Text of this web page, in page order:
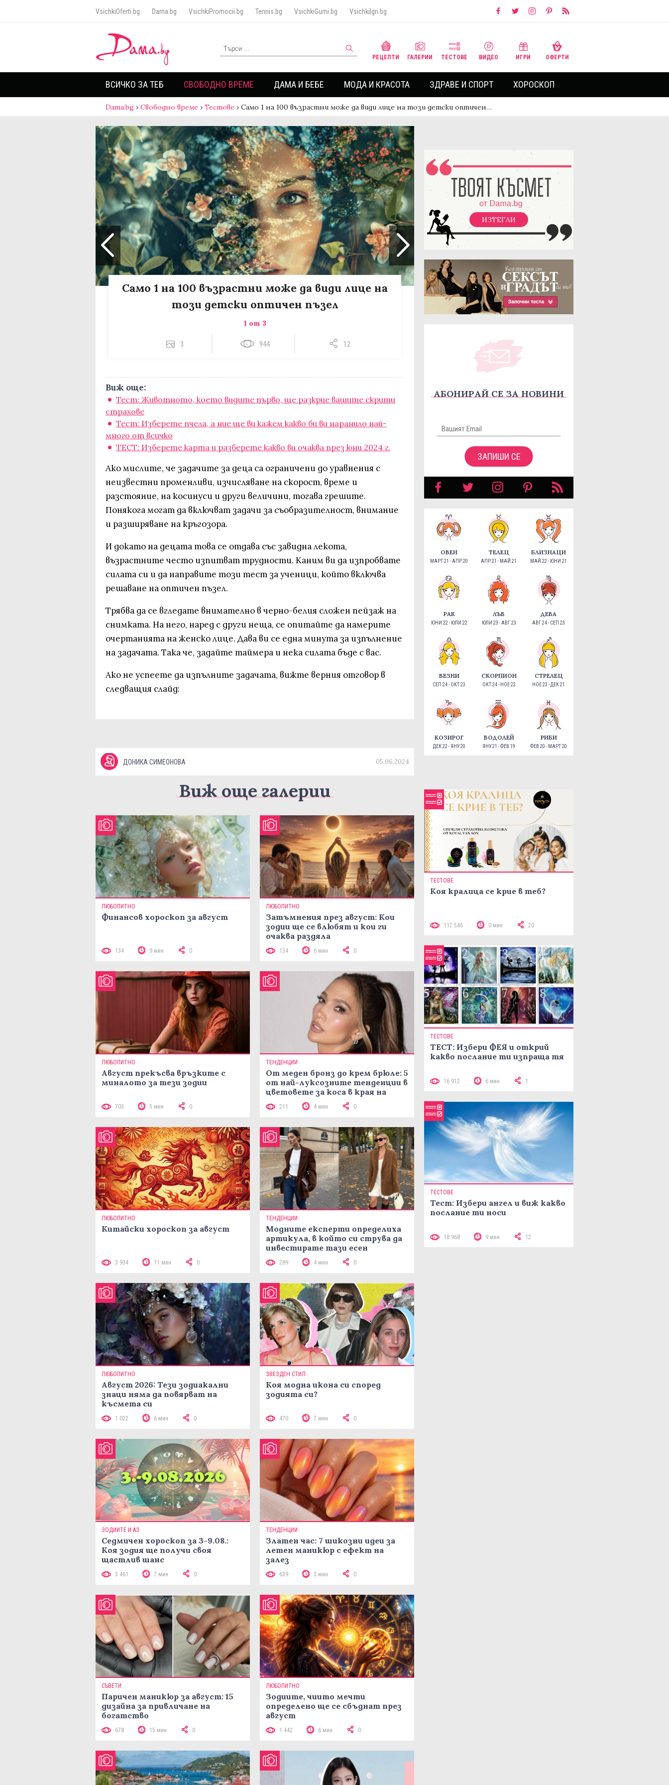
VsichkiOferti.bg Dama.bg VsichkiPromocii.bg Tennis.bg VsichkiGumi.bg VsichkiIgri.bg
РЕЦЕПТИ ГАЛЕРИИ ТЕСТОВЕ ВИДЕО ИГРИ ОФЕРТИ
ВСИЧКО ЗА ТЕБ СВОБОДНО ВРЕМЕ ДАМА И БЕБЕ МОДА И КРАСОТА ЗДРАВЕ И СПОРТ ХОРОСКОП
Dama.bg › Свободно време › Тестове › Само 1 на 100 възрастни може да види лице на този детски оптичен…
Само 1 на 100 възрастни може да види лице на
този детски оптичен пъзел
1 от 3
3 944 12
Виж още:
Тест: Животното, което видите първо, ще разкрие вашите скрити
страхове
Тест: Изберете пчела, а ние ще ви кажем какво би ви наранило най-
много от всичко
ТЕСТ: Изберете карта и разберете какво ви очаква през юни 2024 г.
Ако мислите, че задачите за деца са ограничени до уравнения с
неизвестни променливи, изчисляване на скорост, време и
разстояние, на косинуси и други величини, тогава грешите.
Понякога могат да включват задачи за съобразителност, внимание
и разширяване на кръгозора.
И докато на децата това се отдава със завидна лекота,
възрастните често изпитват трудности. Каним ви да изпробвате
силата си и да направите този тест за ученици, който включва
решаване на оптичен пъзел.
Трябва да се вгледате внимателно в черно-белия сложен пейзаж на
снимката. На него, наред с други неща, се опитайте да намерите
очертанията на женско лице. Дава ви се една минута за изпълнение
на задачата. Така че, задайте таймера и нека силата бъде с вас.
Ако не успеете да изпълните задачата, вижте верния отговор в
следващия слайд:
ДОНИКА СИМЕОНОВА 05.06.2024
Виж още галерии
ЛЮБОПИТНО
Финансов хороскоп за август
134 9 мин 0
ЛЮБОПИТНО
Затъмнения през август: Кои
зодии ще се влюбят и кои ги
очаква раздяла
134 6 мин 0
ЛЮБОПИТНО
Август прекъсва връзките с
миналото за тези зодии
703 5 мин 0
ТЕНДЕНЦИИ
От меден бронз до крем брюле: 5
от най-луксозните тенденции в
цветовете за коса в края на
211 4 мин 0
ЛЮБОПИТНО
Китайски хороскоп за август
3 934 11 мин 0
ТЕНДЕНЦИИ
Модните експерти определиха
артикула, в който си струва да
инвестирате тази есен
289 4 мин 0
ЛЮБОПИТНО
Август 2026: Тези зодиакални
знаци няма да повярват на
късмета си
1 022 6 мин 0
ЗВЕЗДЕН СТИЛ
Коя модна икона си според
зодията си?
470 7 мин 0
ЗОДИИТЕ И АЗ
Седмичен хороскоп за 3-9.08.:
Коя зодия ще получи своя
щастлив шанс
3 461 7 мин 0
ТЕНДЕНЦИИ
Златен час: 7 шикозни идеи за
летен маникюр с ефект на
залез
639 3 мин 0
СЪВЕТИ
Паричен маникюр за август: 15
дизайна за привличане на
богатство
678 15 мин 0
ЛЮБОПИТНО
Зодиите, чиито мечти
определено ще се сбъднат през
август
1 442 6 мин 0
ИЗТЕГЛИ
АБОНИРАЙ СЕ ЗА НОВИНИ
ЗАПИШИ СЕ
ОВЕН
МАРТ 21 - АПР 20
ТЕЛЕЦ
АПР 21 - МАЙ 21
БЛИЗНАЦИ
МАЙ 22 - ЮНИ 21
РАК
ЮНИ 22 - ЮЛИ 22
ЛЪВ
ЮЛИ 23 - АВГ 23
ДЕВА
АВГ 24 - СЕП 23
ВЕЗНИ
СЕП 24 - ОКТ 23
СКОРПИОН
ОКТ 24 - НОЕ 22
СТРЕЛЕЦ
НОЕ 23 - ДЕК 21
КОЗИРОГ
ДЕК 22 - ЯНУ 20
ВОДОЛЕЙ
ЯНУ 21 - ФЕВ 19
РИБИ
ФЕВ 20 - МАРТ 20
ТЕСТОВЕ
Коя кралица се крие в теб?
117 546 0 мин 20
ТЕСТОВЕ
ТЕСТ: Избери ФЕЯ и открий
какво послание ти изпраща тя
16 912 6 мин 1
ТЕСТОВЕ
Тест: Избери ангел и виж какво
послание ти носи
18 968 9 мин 12